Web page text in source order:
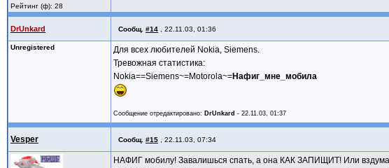
Рейтинг (ф): 28
DrUnkard Сообщ. #14 22.11.03, 01:36
Unregistered
Для всех любителей Nokia, Siemens.
Тревожная статистика:
Nokia==Siemens~=Motorola~=Нафиг_мне_мобила
Сообщение отредактировано: DrUnkard - 22.11.03, 01:37
Vesper Сообщ. #15 22.11.03, 07:34
НАФИГ мобилу! Завалишься спать, а она КАК ЗАПИЩИТ! Или